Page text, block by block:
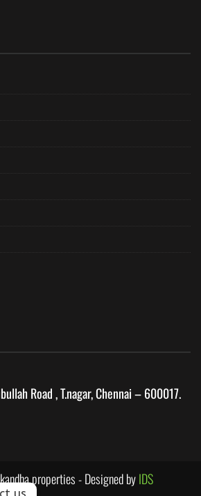
Road , T.nagar, Chennai – 600017.
properties - Designed byIDS
us